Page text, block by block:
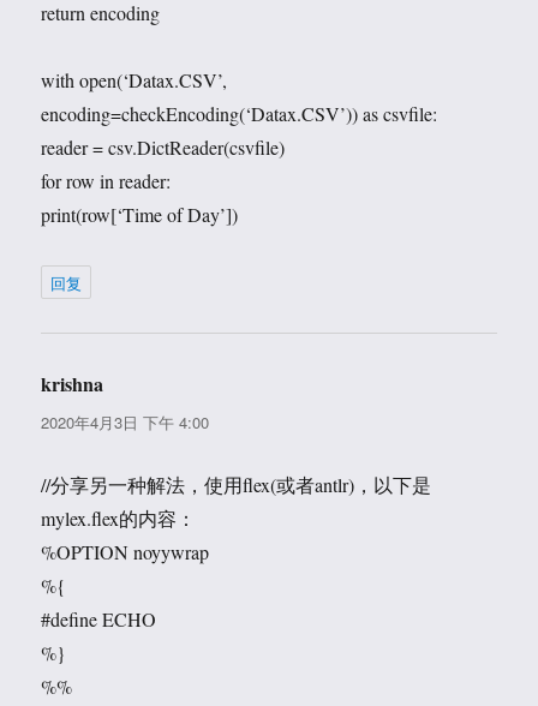
return encoding
with open(‘Datax.CSV’,
encoding=checkEncoding(‘Datax.CSV’)) as csvfile:
reader = csv.DictReader(csvfile)
for row in reader:
print(row[‘Time of Day’])
回复
krishna
道：
2020年4月3日 下午 4:00
//分享另一种解法，使用flex(或者antlr)，以下是
mylex.flex的内容：
%OPTION noyywrap
%{
#define ECHO
%}
%%